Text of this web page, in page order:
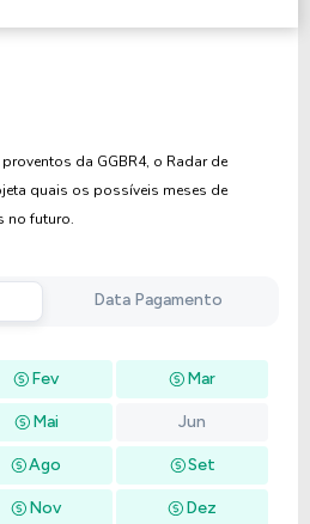
da GGBR4, o Radar de
quais os possíveis meses de
no futuro.
Data Pagamento
Fev Mar
Mai Jun
Ago Set
Nov Dez